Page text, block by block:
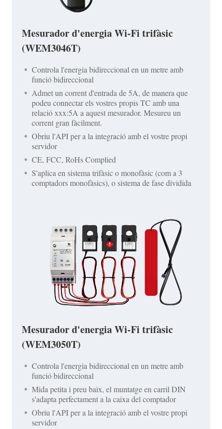
Mesurador d'energia Wi-Fi trifàsic
(WEM3046T)
Controla l'energia bidireccional en un metre amb
funció bidireccional
Admet un corrent d'entrada de 5A, de manera que
podeu connectar els vostres propis TC amb una
relació xxx:5A a aquest mesurador. Mesureu un
corrent gran fàcilment.
Obriu l'API per a la integració amb el vostre propi
servidor
CE, FCC, RoHs Complied
S'aplica en sistema trifàsic o monofàsic (com a 3
comptadors monofàsics), o sistema de fase dividida
Mesurador d'energia Wi-Fi trifàsic
(WEM3050T)
Controla l'energia bidireccional en un metre amb
funció bidireccional
Mida petita i preu baix, el muntatge en carril DIN
s'adapta perfectament a la caixa del comptador
Obriu l'API per a la integració amb el vostre propi
servidor